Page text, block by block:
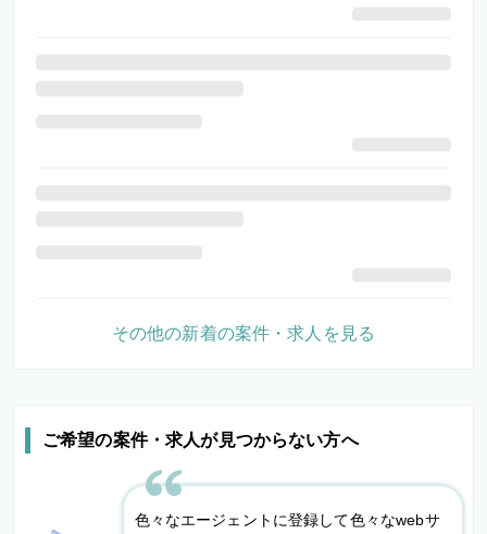
ご希望の案件・求人が見つからない方へ
色々なエージェントに登録して色々なwebサ
その他の新着の案件・求人を見る